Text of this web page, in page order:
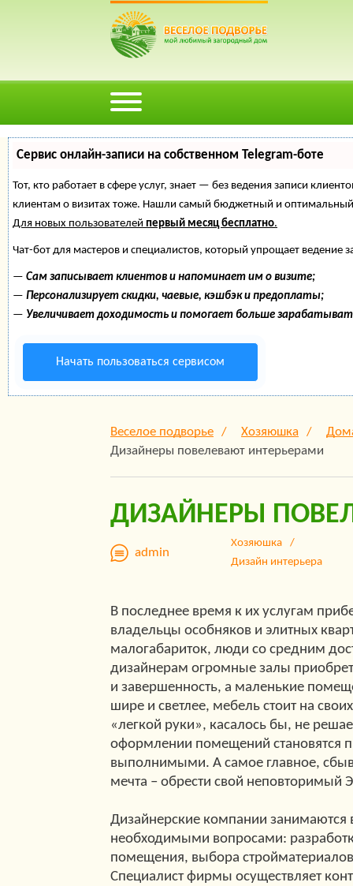
Сервис онлайн-записи на собственном Telegram-боте
Тот, кто работает в сфере услуг, знает — без ведения записи
клиентам о визитах тоже. Нашли самый бюджетный и
Для новых пользователей первый месяц бесплатно.
Чат-бот для мастеров и специалистов, который упрощает ведение
— Сам записывает клиентов и напоминает им о визите;
— Персонализирует скидки, чаевые, кэшбэк и предоплаты;
— Увеличивает доходимость и помогает больше
Начать пользоваться сервисом
Веселое подворье Хозяюшка
Дизайнеры повелевают интерьерами
ДИЗАЙНЕРЫ
admin
Хозяюшка
Дизайн интерьера
В последнее время к их услугам
владельцы особняков и элитных
малогабариток, люди со средним
дизайнерам огромные залы
и завершенность, а маленькие
шире и светлее, мебель стоит на
«легкой руки», касалось бы, не
оформлении помещений становятся
выполнимыми. А самое главное,
мечта – обрести свой неповторимый
Дизайнерские компании занимаются
необходимыми вопросами:
помещения, выбора
Специалист фирмы осуществляет